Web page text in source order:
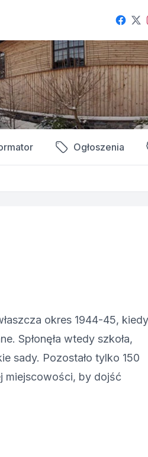
Ogłoszenia
okres 1944-45, kiedy
Spłonęła wtedy szkoła,
sady. Pozostało tylko 150
miejscowości, by dojść